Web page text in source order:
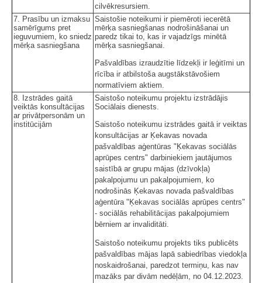
cilvēkresursiem.
7. Prasību un izmaksu
samērīgums pret
ieguvumiem, ko sniedz
mērķa sasniegšana
Saistošie noteikumi ir piemēroti iecerētā
mērķa sasniegšanas nodrošināšanai un
paredz tikai to, kas ir vajadzīgs minētā
mērķa sasniegšanai.
Pašvaldības izraudzītie līdzekļi ir leģitīmi un
rīcība ir atbilstoša augstākstāvošiem
normatīviem aktiem.
8. Izstrādes gaitā
veiktās konsultācijas
ar privātpersonām un
institūcijām
Saistošo noteikumu projektu izstrādājis
Sociālais dienests.
Saistošo noteikumu izstrādes gaitā ir veiktas
konsultācijas ar Ķekavas novada
pašvaldības aģentūras "Ķekavas sociālās
aprūpes centrs" darbiniekiem jautājumos
saistībā ar grupu mājas (dzīvokļa)
pakalpojumu un pakalpojumiem, ko
nodrošinās Ķekavas novada pašvaldības
aģentūra "Ķekavas sociālās aprūpes centrs"
- sociālās rehabilitācijas pakalpojumiem
bērniem ar invaliditāti.
Saistošo noteikumu projekts tiks publicēts
pašvaldības mājas lapā sabiedrības viedokļa
noskaidrošanai, paredzot termiņu, kas nav
mazāks par divām nedēļām, no 04.12.2023.